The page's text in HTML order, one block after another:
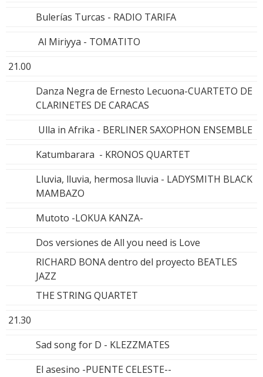
Bulerías Turcas - RADIO TARIFA
Al Miriyya - TOMATITO
21.00
Danza Negra de Ernesto Lecuona-CUARTETO DE
CLARINETES DE CARACAS
Ulla in Afrika - BERLINER SAXOPHON ENSEMBLE
Katumbarara - KRONOS QUARTET
Lluvia, lluvia, hermosa lluvia - LADYSMITH BLACK
MAMBAZO
Mutoto -LOKUA KANZA-
Dos versiones de All you need is Love
RICHARD BONA dentro del proyecto BEATLES
JAZZ
THE STRING QUARTET
21.30
Sad song for D - KLEZZMATES
El asesino -PUENTE CELESTE--